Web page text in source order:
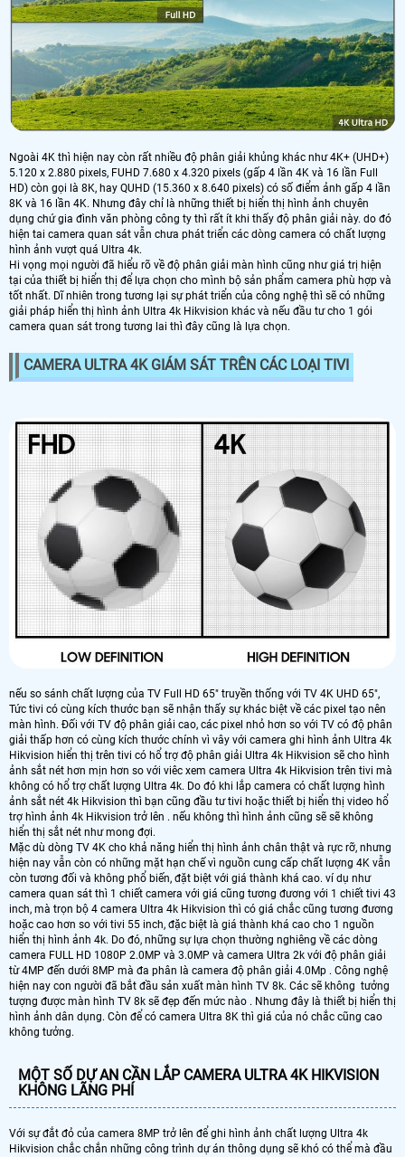
Ngoài 4K thì hiện nay còn rất nhiều độ phân giải khủng khác như 4K+ (UHD+)
5.120 x 2.880 pixels, FUHD 7.680 x 4.320 pixels (gấp 4 lần 4K và 16 lần Full
HD) còn gọi là 8K, hay QUHD (15.360 x 8.640 pixels) có số điểm ảnh gấp 4 lần
8K và 16 lần 4K. Nhưng đây chỉ là những thiết bị hiển thị hình ảnh chuyên
dụng chứ gia đình văn phòng công ty thì rất ít khi thấy độ phân giải này. do đó
hiện tai camera quan sát vẫn chưa phát triển các dòng camera có chất lượng
hình ảnh vượt quá Ultra 4k.
Hi vọng mọi người đã hiểu rõ về độ phân giải màn hình cũng như giá trị hiện
tại của thiết bị hiển thị để lựa chọn cho mình bộ sản phẩm camera phù hợp và
tốt nhất. Dĩ nhiên trong tương lại sự phát triển của công nghệ thì sẽ có những
giải pháp hiển thị hình ảnh Ultra 4k Hikvision khác và nếu đầu tư cho 1 gói
camera quan sát trong tương lai thì đây cũng là lựa chọn.
CAMERA ULTRA 4K GIÁM SÁT TRÊN CÁC LOẠI TIVI
nếu so sánh chất lượng của TV Full HD 65" truyền thống với TV 4K UHD 65",
Tức tivi có cùng kích thước bạn sẽ nhận thấy sự khác biệt về các pixel tạo nên
màn hình. Đối với TV độ phân giải cao, các pixel nhỏ hơn so với TV có độ phân
giải thấp hơn có cùng kích thước chính vì vây với camera ghi hình ảnh Ultra 4k
Hikvision hiển thị trên tivi có hổ trợ độ phân giải Ultra 4k Hikvision sẽ cho hình
ảnh sắt nét hơn mịn hơn so với viêc xem camera Ultra 4k Hikvision trên tivi mà
không có hổ trợ chất lượng Ultra 4k. Do đó khi lắp camera có chất lượng hình
ảnh sắt nét 4k Hikvision thì bạn cũng đầu tư tivi hoặc thiết bị hiển thị video hổ
trợ hình ảnh 4k Hikvision trở lên . nếu không thì hình ảnh cũng sẽ sẽ không
hiển thị sắt nét như mong đợi.
Mặc dù dòng TV 4K cho khả năng hiển thị hình ảnh chân thật và rực rỡ, nhưng
hiện nay vẫn còn có những mặt hạn chế vì nguồn cung cấp chất lượng 4K vẫn
còn tương đối và không phổ biến, đặt biệt với giá thành khá cao. ví dụ như
camera quan sát thì 1 chiết camera với giá cũng tương đương với 1 chiết tivi 43
inch, mà trọn bộ 4 camera Ultra 4k Hikvision thì có giá chắc cũng tương đương
hoặc cao hơn so với tivi 55 inch, đặc biệt là giá thành khá cao cho 1 nguồn
hiển thị hình ảnh 4k. Do đó, những sự lựa chọn thường nghiêng về các dòng
camera FULL HD 1080P 2.0MP và 3.0MP và camera Ultra 2k với độ phân giải
từ 4MP đến dưới 8MP mà đa phân là camera độ phân giải 4.0Mp . Công nghệ
hiện nay con người đã bắt đầu sản xuất màn hình TV 8k. Các sẽ không tưởng
tượng được màn hình TV 8k sẽ đẹp đến mức nào . Nhưng đây là thiết bị hiển thị
hình ảnh dân dụng. Còn để có camera Ultra 8K thì giá của nó chắc cũng cao
không tưởng.
MỘT SỐ DỰ AN CẦN LẮP CAMERA ULTRA 4K HIKVISION
KHÔNG LÃNG PHÍ
Với sự đắt đỏ của camera 8MP trở lên để ghi hình ảnh chất lượng Ultra 4k
Hikvision chắc chắn những công trình dự án thông dụng sẽ khó có thể mà đầu